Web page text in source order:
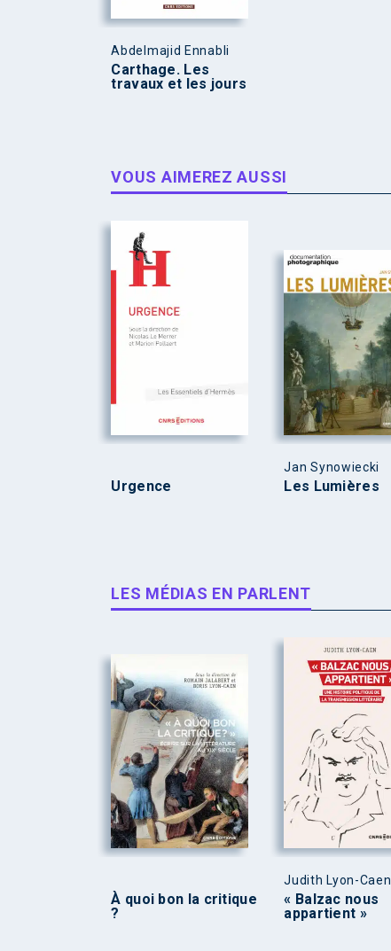
Abdelmajid Ennabli
Carthage. Les
travaux et les jours
VOUS AIMEREZ AUSSI
Urgence
Jan Synowiecki
Les Lumières
LES MÉDIAS EN PARLENT
À quoi bon la critique
?
Judith Lyon-Caen
« Balzac nous
appartient »